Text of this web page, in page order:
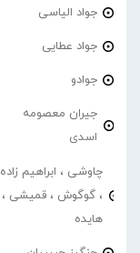
جواد الیاسی
جواد عطایی
جوادو
جیران معصومه
اسدی
چاوشی ، ابراهیم زاده
، گوگوش ، قمیشی ،
هایده